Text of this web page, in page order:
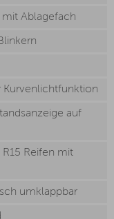
Ablagefach
Kurvenlichtfunktion
auf
Reifen mit
umklappbar